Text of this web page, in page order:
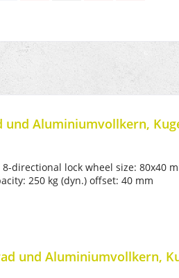
Aluminiumvollkern,
lock wheel size: 80x40
250 kg (dyn.) offset: 40 mm
und Aluminiumvollkern,